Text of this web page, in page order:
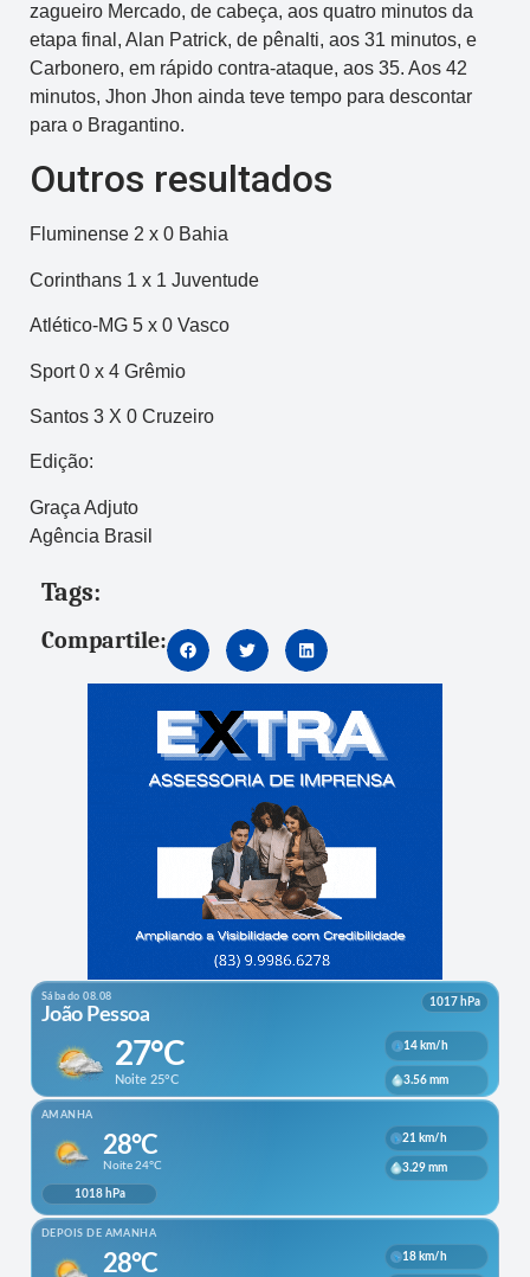
zagueiro Mercado, de cabeça, aos quatro minutos da
etapa final, Alan Patrick, de pênalti, aos 31 minutos, e
Carbonero, em rápido contra-ataque, aos 35. Aos 42
minutos, Jhon Jhon ainda teve tempo para descontar
para o Bragantino.
Outros resultados
Fluminense 2 x 0 Bahia
Corinthans 1 x 1 Juventude
Atlético-MG 5 x 0 Vasco
Sport 0 x 4 Grêmio
Santos 3 X 0 Cruzeiro
Edição:
Graça Adjuto
Agência Brasil
Tags:
Compartile: